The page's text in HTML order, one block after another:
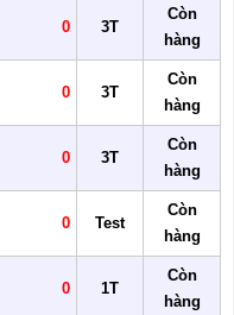
0 3T
Còn
hàng
0 3T
Còn
hàng
0 3T
Còn
hàng
0 Test
Còn
hàng
0 1T
Còn
hàng